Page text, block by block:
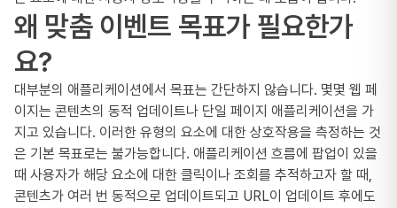
왜 맞춤 이벤트 목표가 필요한가
요?
대부분의 애플리케이션에서 목표는 간단하지 않습니다. 몇몇 웹 페
이지는 콘텐츠의 동적 업데이트나 단일 페이지 애플리케이션을 가
지고 있습니다. 이러한 유형의 요소에 대한 상호작용을 측정하는 것
은 기본 목표로는 불가능합니다. 애플리케이션 흐름에 팝업이 있을
때 사용자가 해당 요소에 대한 클릭이나 조회를 추적하고자 할 때,
콘텐츠가 여러 번 동적으로 업데이트되고 URL이 업데이트 후에도